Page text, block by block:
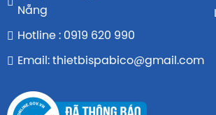
Nẵng
Hotline : 0919 620 990
Email: thietbispabico@gmail.com